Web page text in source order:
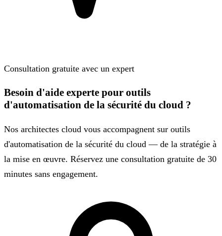
Consultation gratuite avec un expert
Besoin d'aide experte pour outils
d'automatisation de la sécurité du cloud ?
Nos architectes cloud vous accompagnent sur outils
d'automatisation de la sécurité du cloud — de la stratégie à
la mise en œuvre. Réservez une consultation gratuite de 30
minutes sans engagement.